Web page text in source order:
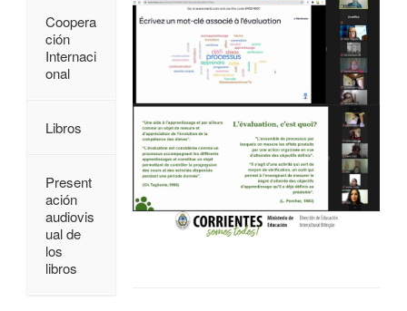
Coopera
ción
Internaci
onal
Libros
Present
ación
audiovis
ual de
los
libros